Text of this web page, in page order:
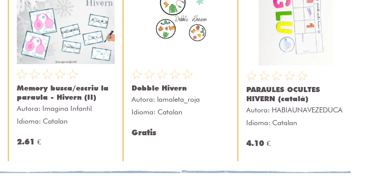
Memory busca/escriu la
paraula - Hivern (II)
Autora: Imagina Infantil
Idioma: Catalan
2.61 €
Dobble Hivern
Autora: lamaleta_roja
Idioma: Catalan
Gratis
PARAULES OCULTES
HIVERN (català)
Autora: HABIAUNAVEZEDUCA
Idioma: Catalan
4.10 €